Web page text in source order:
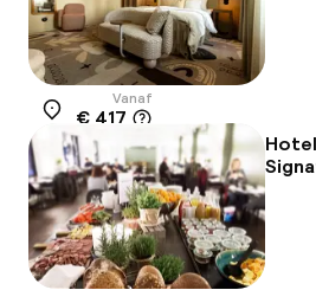
Locatie
Vanaf
€ 417